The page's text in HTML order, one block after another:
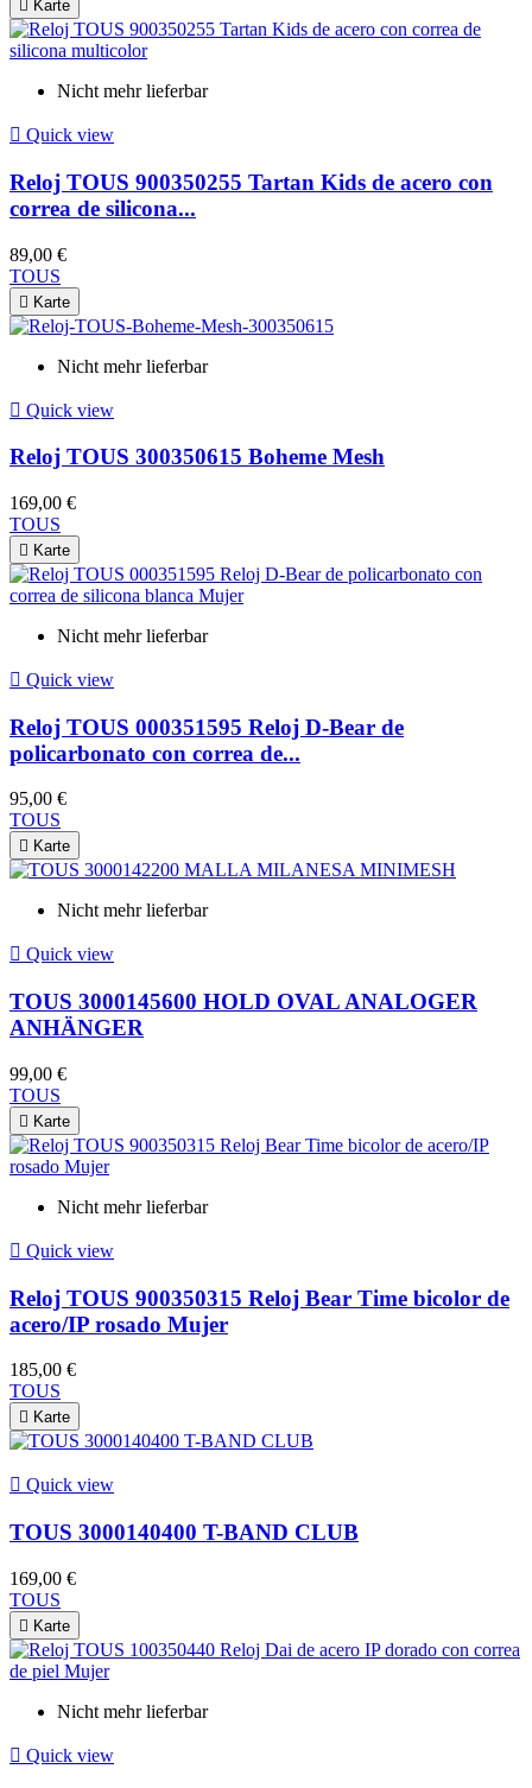
 Karte
Nicht mehr lieferbar
 Quick view
Reloj TOUS 900350255 Tartan Kids de acero con
correa de silicona...
89,00 €
TOUS
 Karte
Nicht mehr lieferbar
 Quick view
Reloj TOUS 300350615 Boheme Mesh
169,00 €
TOUS
 Karte
Nicht mehr lieferbar
 Quick view
Reloj TOUS 000351595 Reloj D-Bear de
policarbonato con correa de...
95,00 €
TOUS
 Karte
Nicht mehr lieferbar
 Quick view
TOUS 3000145600 HOLD OVAL ANALOGER
ANHÄNGER
99,00 €
TOUS
 Karte
Nicht mehr lieferbar
 Quick view
Reloj TOUS 900350315 Reloj Bear Time bicolor de
acero/IP rosado Mujer
185,00 €
TOUS
 Karte
 Quick view
TOUS 3000140400 T-BAND CLUB
169,00 €
TOUS
 Karte
Nicht mehr lieferbar
 Quick view